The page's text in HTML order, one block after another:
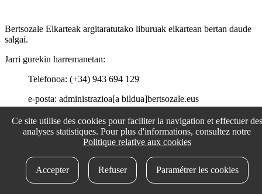
Bertsozale Elkarteak argitaratutako liburuak elkartean bertan daude
salgai.
Jarri gurekin harremanetan:
Telefonoa: (+34) 943 694 129
e-posta: administrazioa[a bildua]bertsozale.eus
Ce site utilise des cookies pour faciliter la navigation et effectuer des
analyses statistiques. Pour plus d'informations, consultez notre
Politique relative aux cookies
Accepter Refuser Paramétrer les cookies